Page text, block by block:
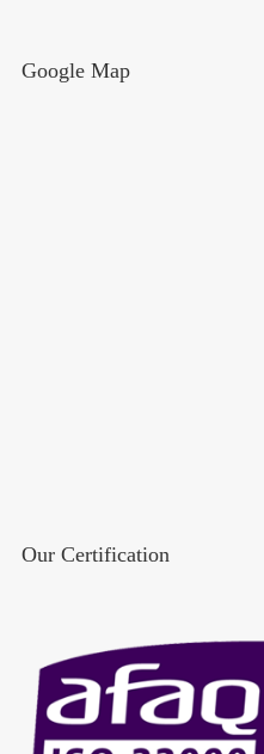
Google Map
Our Certification